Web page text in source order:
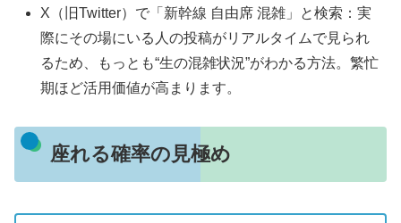
X（旧Twitter）で「新幹線 自由席 混雑」と検索：実
際にその場にいる人の投稿がリアルタイムで見られ
るため、もっとも“生の混雑状況”がわかる方法。繁忙
期ほど活用価値が高まります。
座れる確率の見極め